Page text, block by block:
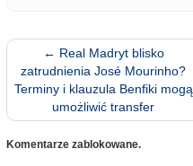
← Real Madryt blisko
zatrudnienia José Mourinho?
Terminy i klauzula Benfiki mogą
umożliwić transfer
Komentarze zablokowane.